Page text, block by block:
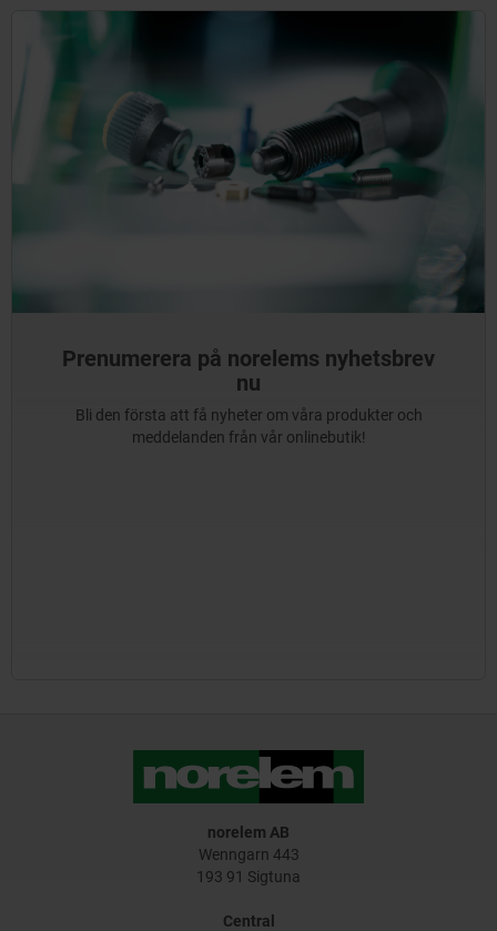
Prenumerera på norelems nyhetsbrev
nu
Bli den första att få nyheter om våra produkter och
meddelanden från vår onlinebutik!
norelem AB
Wenngarn 443
193 91 Sigtuna
Central